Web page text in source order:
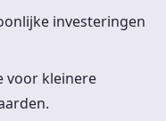
investeringen
voor kleinere